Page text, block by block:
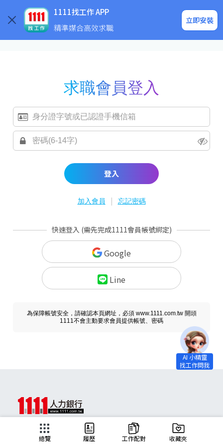
1111找工作 APP
精準媒合高效求職
立即安裝
企業求才
求職會員登入
登入
加入會員 | 忘記密碼
快速登入 (需先完成1111會員帳號綁定)
Google
Line
為保障帳號安全，請確認本頁網址，必須 www.1111.com.tw 開頭
1111不會主動要求會員提供帳號、密碼
總覽 履歷 工作配對 收藏夾